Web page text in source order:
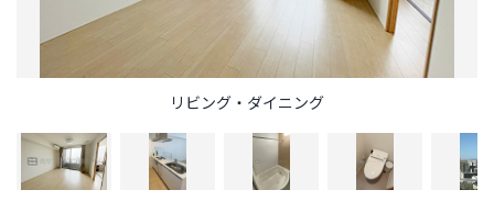
リビング・ダイニング